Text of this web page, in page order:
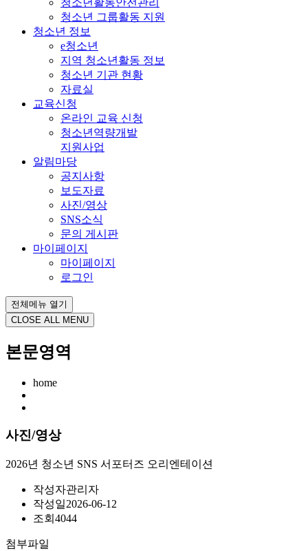
청소년 그룹활동 지원
청소년 정보
e청소년
지역 청소년활동 정보
청소년 기관 현황
자료실
교육신청
온라인 교육 신청
청소년역량개발
지원사업
알림마당
공지사항
보도자료
사진/영상
SNS소식
문의 게시판
마이페이지
마이페이지
로그인
전체메뉴 열기
CLOSE ALL MENU
본문영역
home
사진/영상
2026년 청소년 SNS 서포터즈 오리엔테이션
작성자관리자
작성일2026-06-12
조회 4044
첨부파일